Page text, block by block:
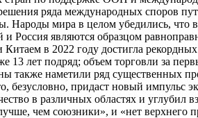
ряда международных споров
Народы мира в целом убедились,
Россия являются образцом
в 2022 году достигла
лет подряд; объем торговли за
наметили ряд существенных
безусловно, придаст новый импульс
в различных областях и углубил
чем союзники», и «нет верхнего